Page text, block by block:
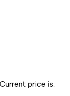
Current price is: